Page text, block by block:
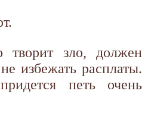
творит зло, должен
избежать расплаты.
петь очень